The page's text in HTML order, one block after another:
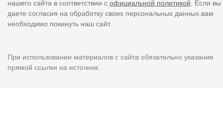
нашего сайта в соответствии с официальной политикой. Если вы
даете согласия на обработку своих персональных данных,вам
необходимо покинуть наш сайт.
При использовании материалов с сайта обязательно указание
прямой ссылки на источник.